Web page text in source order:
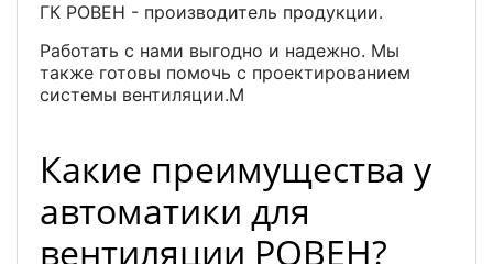
ГК РОВЕН - производитель продукции.
Работать с нами выгодно и надежно. Мы
также готовы помочь с проектированием
системы вентиляции.M
Какие преимущества у
автоматики для
вентиляции РОВЕН?